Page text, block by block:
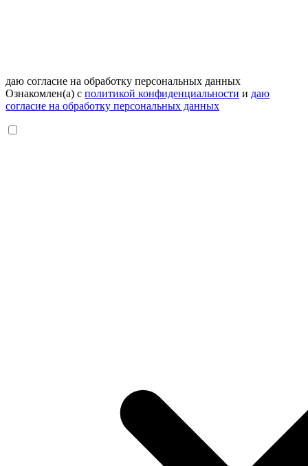
даю согласие на обработку персональных данных
Ознакомлен(а) с политикой конфиденциальности и даю
согласие на обработку персональных данных